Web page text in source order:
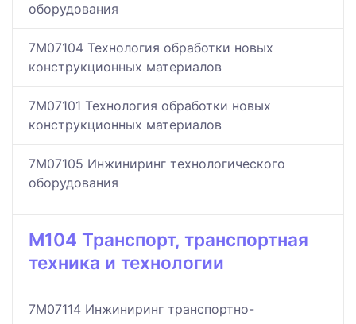
оборудования
7M07104 Технология обработки новых
конструкционных материалов
7M07101 Технология обработки новых
конструкционных материалов
7M07105 Инжиниринг технологического
оборудования
M104 Транспорт, транспортная
техника и технологии
7M07114 Инжиниринг транспортно-